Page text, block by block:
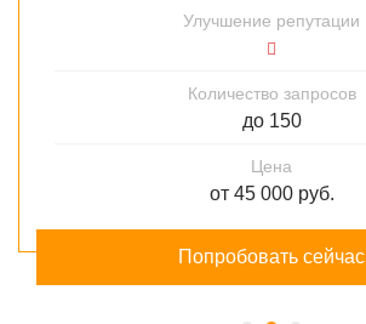
до 150
от 45 000 руб.
Попробовать сейчас